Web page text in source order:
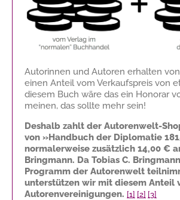
Autorinnen und Autoren erhalten
einen Anteil vom Verkaufspreis von
diesem Buch wäre das ein Honorar
meinen, das sollte mehr sein!
Deshalb zahlt der Autorenwelt-
von »Handbuch der Diplomatie
normalerweise zusätzlich 14,00 €
Bringmann. Da Tobias C.
Programm der Autorenwelt
unterstützen wir mit diesem Anteil
Autorenvereinigungen. [1] [2] [3]